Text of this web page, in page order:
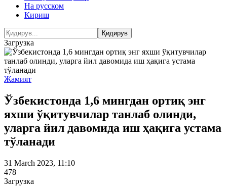
На русском
Кириш
Загрузка
Жамият
Ўзбекистонда 1,6 мингдан ортиқ энг
яхши ўқитувчилар танлаб олинди,
уларга йил давомида иш ҳақига устама
тўланади
31 March 2023, 11:10
478
Загрузка